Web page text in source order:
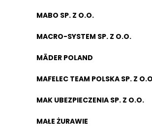
MABO SP. Z O.O.
MACRO-SYSTEM SP. Z O.O.
MÄDER POLAND
MAFELEC TEAM POLSKA SP. Z
MAK UBEZPIECZENIA SP. Z O.O.
MAŁE ŻURAWIE